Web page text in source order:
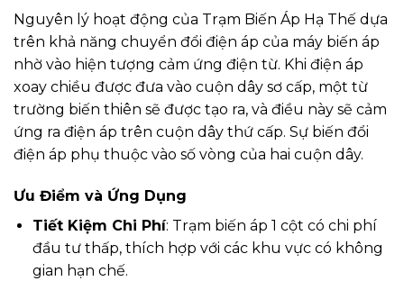
Nguyên lý hoạt động của Trạm Biến Áp Hạ Thế dựa
trên khả năng chuyển đổi điện áp của máy biến áp
nhờ vào hiện tượng cảm ứng điện từ. Khi điện áp
xoay chiều được đưa vào cuộn dây sơ cấp, một từ
trường biến thiên sẽ được tạo ra, và điều này sẽ cảm
ứng ra điện áp trên cuộn dây thứ cấp. Sự biến đổi
điện áp phụ thuộc vào số vòng của hai cuộn dây.
Ưu Điểm và Ứng Dụng
Tiết Kiệm Chi Phí: Trạm biến áp 1 cột có chi phí
đầu tư thấp, thích hợp với các khu vực có không
gian hạn chế.